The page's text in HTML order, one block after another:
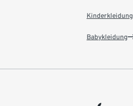
Kinderkleidung
Babykleidung